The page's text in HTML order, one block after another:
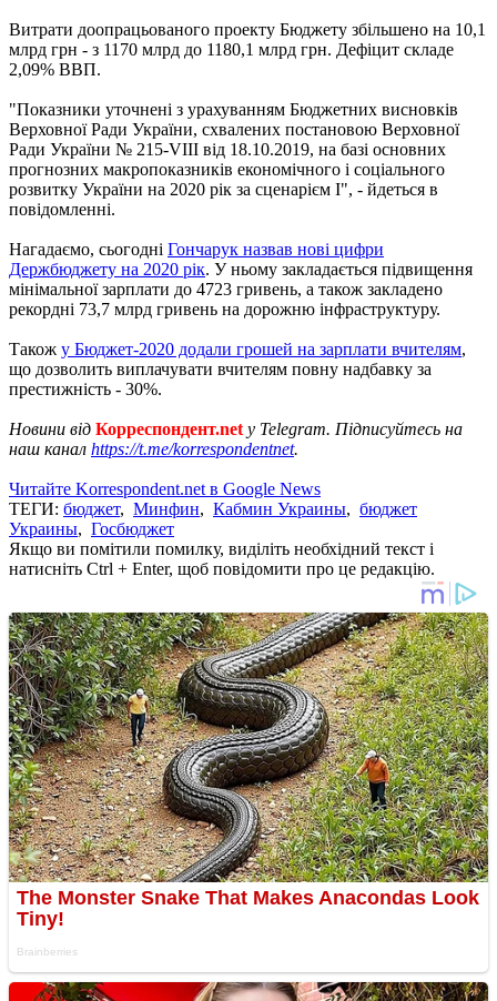
Витрати доопрацьованого проекту Бюджету збільшено на 10,1
млрд грн - з 1170 млрд до 1180,1 млрд грн. Дефіцит складе
2,09% ВВП.
"Показники уточнені з урахуванням Бюджетних висновків
Верховної Ради України, схвалених постановою Верховної
Ради України № 215-VIII від 18.10.2019, на базі основних
прогнозних макропоказників економічного і соціального
розвитку України на 2020 рік за сценарієм І", - йдеться в
повідомленні.
Нагадаємо, сьогодні Гончарук назвав нові цифри
Держбюджету на 2020 рік. У ньому закладається підвищення
мінімальної зарплати до 4723 гривень, а також закладено
рекордні 73,7 млрд гривень на дорожню інфраструктуру.
Також у Бюджет-2020 додали грошей на зарплати вчителям,
що дозволить виплачувати вчителям повну надбавку за
престижність - 30%.
Новини від Корреспондент.net у Telegram. Підписуйтесь на
наш канал https://t.me/korrespondentnet.
Читайте Korrespondent.net в Google News
ТЕГИ: бюджет, Минфин, Кабмин Украины, бюджет
Украины, Госбюджет
Якщо ви помітили помилку, виділіть необхідний текст і
натисніть Ctrl + Enter, щоб повідомити про це редакцію.